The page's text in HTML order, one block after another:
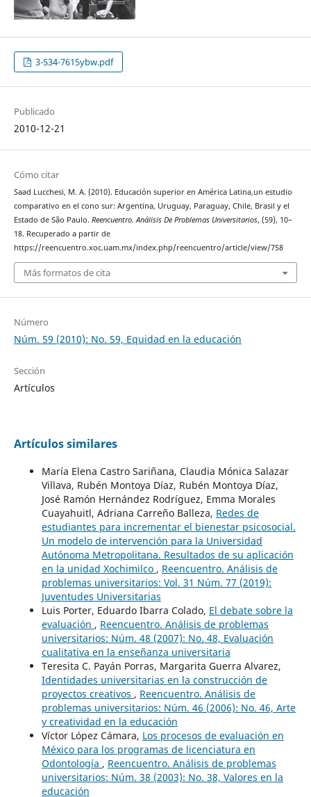
3-534-7615ybw.pdf
Publicado
2010-12-21
Cómo citar
Saad Lucchesi, M. A. (2010). Educación superior en América Latina,un estudio
comparativo en el cono sur: Argentina, Uruguay, Paraguay, Chile, Brasil y el
Estado de São Paulo. Reencuentro. Análisis De Problemas Universitarios, (59), 10–
18. Recuperado a partir de
https://reencuentro.xoc.uam.mx/index.php/reencuentro/article/view/758
Más formatos de cita
Número
Núm. 59 (2010): No. 59, Equidad en la educación
Sección
Artículos
Artículos similares
María Elena Castro Sariñana, Claudia Mónica Salazar
Villava, Rubén Montoya Díaz, Rubén Montoya Díaz,
José Ramón Hernández Rodríguez, Emma Morales
Cuayahuitl, Adriana Carreño Balleza, Redes de
estudiantes para incrementar el bienestar psicosocial.
Un modelo de intervención para la Universidad
Autónoma Metropolitana. Resultados de su aplicación
en la unidad Xochimilco , Reencuentro. Análisis de
problemas universitarios: Vol. 31 Núm. 77 (2019):
Juventudes Universitarias
Luis Porter, Eduardo Ibarra Colado, El debate sobre la
evaluación , Reencuentro. Análisis de problemas
universitarios: Núm. 48 (2007): No. 48, Evaluación
cualitativa en la enseñanza universitaria
Teresita C. Payán Porras, Margarita Guerra Alvarez,
Identidades universitarias en la construcción de
proyectos creativos , Reencuentro. Análisis de
problemas universitarios: Núm. 46 (2006): No. 46, Arte
y creatividad en la educación
Víctor López Cámara, Los procesos de evaluación en
México para los programas de licenciatura en
Odontología , Reencuentro. Análisis de problemas
universitarios: Núm. 38 (2003): No. 38, Valores en la
educación